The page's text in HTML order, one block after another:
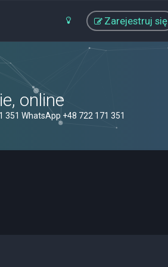
Zarejestruj się
online
351 WhatsApp +48 722 171 351